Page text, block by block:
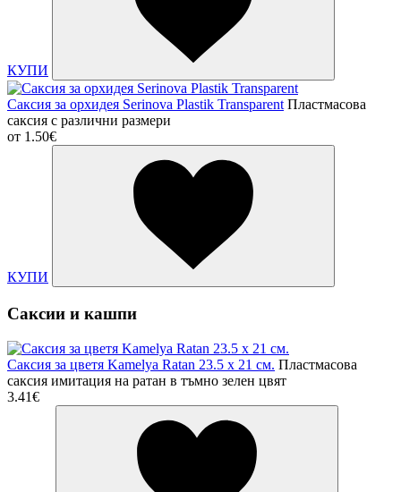
КУПИ
Саксия за орхидея Serinova Plastik Transparent Пластмасова
саксия с различни размери
от 1.50€
КУПИ
Саксии и кашпи
Саксия за цветя Kamelya Ratan 23.5 х 21 см. Пластмасова
саксия имитация на ратан в тъмно зелен цвят
3.41€